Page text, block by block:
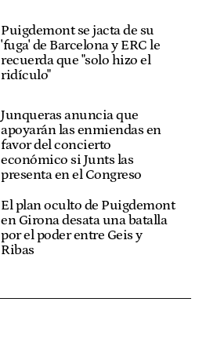
Puigdemont se jacta de su
'fuga' de Barcelona y ERC le
recuerda que "solo hizo el
ridículo"
Junqueras anuncia que
apoyarán las enmiendas en
favor del concierto
económico si Junts las
presenta en el Congreso
El plan oculto de Puigdemont
en Girona desata una batalla
por el poder entre Geis y
Ribas